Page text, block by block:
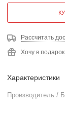
Рассчитать
Хочу в подарок
Характеристики
Производитель /